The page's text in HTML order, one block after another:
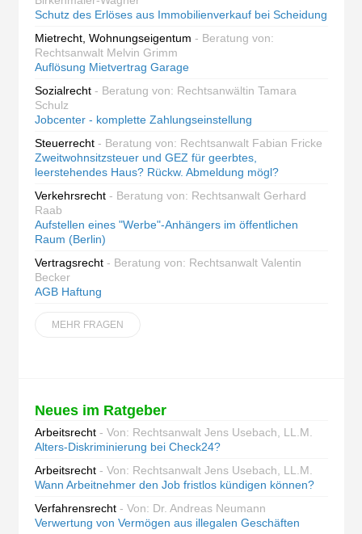
Schutz des Erlöses aus Immobilienverkauf bei Scheidung
Mietrecht, Wohnungseigentum - Beratung von:
Rechtsanwalt Melvin Grimm
Auflösung Mietvertrag Garage
Sozialrecht - Beratung von: Rechtsanwältin Tamara
Schulz
Jobcenter - komplette Zahlungseinstellung
Steuerrecht - Beratung von: Rechtsanwalt Fabian Fricke
Zweitwohnsitzsteuer und GEZ für geerbtes,
leerstehendes Haus? Rückw. Abmeldung mögl?
Verkehrsrecht - Beratung von: Rechtsanwalt Gerhard
Raab
Aufstellen eines "Werbe"-Anhängers im öffentlichen
Raum (Berlin)
Vertragsrecht - Beratung von: Rechtsanwalt Valentin
Becker
AGB Haftung
MEHR FRAGEN
Neues im Ratgeber
Arbeitsrecht - Von: Rechtsanwalt Jens Usebach, LL.M.
Alters-Diskriminierung bei Check24?
Arbeitsrecht - Von: Rechtsanwalt Jens Usebach, LL.M.
Wann Arbeitnehmer den Job fristlos kündigen können?
Verfahrensrecht - Von: Dr. Andreas Neumann
Verwertung von Vermögen aus illegalen Geschäften